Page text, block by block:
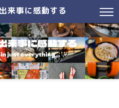
来事に感動する